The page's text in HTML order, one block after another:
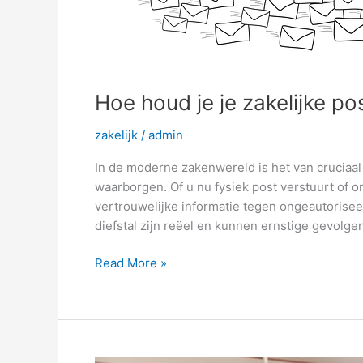
Hoe houd je je zakelijke
zakelijk / admin
In de moderne zakenwereld is het van
waarborgen. Of u nu fysiek post verstuurt of
vertrouwelijke informatie tegen
diefstal zijn reëel en kunnen ernstige
Read More »